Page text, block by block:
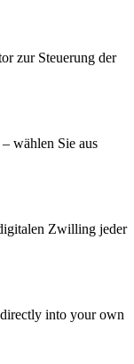
zur Steuerung der
wählen Sie aus
Zwilling jeder
into your own